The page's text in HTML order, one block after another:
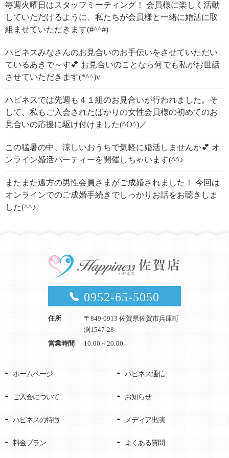
毎週火曜日はスタッフミーティング！ 会員様に楽しく活動
していただけるように、私たちが会員様と一緒に婚活に取
組ませていただきます(#^^#)
ハピネスみなさんのお見合いのお手伝いをさせていただい
ているあきで～す💕 お見合いのことなら何でも私がお世話
させていただきます(*^^)v
ハピネスでは先週も４１組のお見合いが行われました。そ
して、私もご入会されたばかりの女性会員様の初めてのお
見合いの応援に駆け付けました(^O^)／
この猛暑の中、涼しいおうちで気軽に婚活しませんか💕 オ
ンライン婚活パーティーを開催しちゃいます(^^♪
またまた遠方の男性会員さまがご成婚されました！ 今回は
オンラインでのご成婚手続きでしっかりお話をお聴きしま
した(^^♪
0952-65-5050
住所
〒849-0913 佐賀県佐賀市兵庫町
渕1547-28
営業時間
10:00～20:00
ホームページ
ご入会について
ハピネスの特徴
料金プラン
ハピネス通信
お知らせ
メディア出演
よくある質問